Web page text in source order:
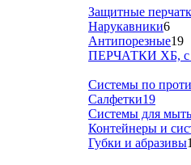
Защитные
Нарукавники6
Антипорезные19
ПЕРЧАТКИ ХБ, с
Системы по
Салфетки19
Системы для
Контейнеры и
Губки и абразивы